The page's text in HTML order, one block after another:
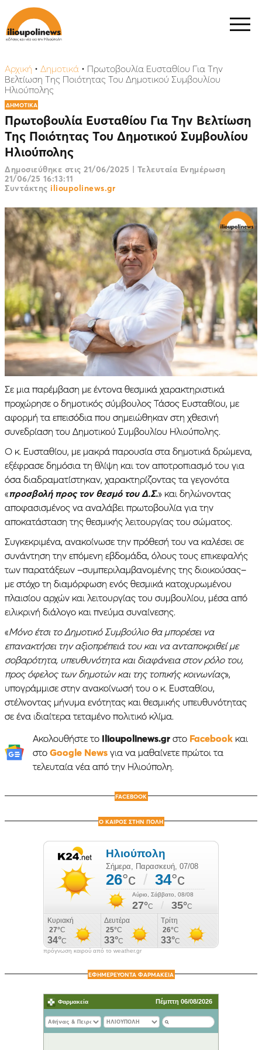
Αρχική • Δημοτικά • Πρωτοβουλία Ευσταθίου Για Την
Βελτίωση Της Ποιότητας Του Δημοτικού Συμβουλίου
Ηλιούπολης
ΔΗΜΟΤΙΚΑ
Πρωτοβουλία Ευσταθίου Για Την Βελτίωση
Της Ποιότητας Του Δημοτικού Συμβουλίου
Ηλιούπολης
Δημοσιεύθηκε στις 21/06/2025 | Τελευταία Ενημέρωση
21/06/25 16:13:11
Συντάκτης ilioupolinews.gr
Σε μια παρέμβαση με έντονα θεσμικά χαρακτηριστικά
προχώρησε ο δημοτικός σύμβουλος Τάσος Ευσταθίου, με
αφορμή τα επεισόδια που σημειώθηκαν στη χθεσινή
συνεδρίαση του Δημοτικού Συμβουλίου Ηλιούπολης.
Ο κ. Ευσταθίου, με μακρά παρουσία στα δημοτικά δρώμενα,
εξέφρασε δημόσια τη θλίψη και τον αποτροπιασμό του για
όσα διαδραματίστηκαν, χαρακτηρίζοντας τα γεγονότα
«προσβολή προς τον θεσμό του Δ.Σ.» και δηλώνοντας
αποφασισμένος να αναλάβει πρωτοβουλία για την
αποκατάσταση της θεσμικής λειτουργίας του σώματος.
Συγκεκριμένα, ανακοίνωσε την πρόθεσή του να καλέσει σε
συνάντηση την επόμενη εβδομάδα, όλους τους επικεφαλής
των παρατάξεων –συμπεριλαμβανομένης της διοικούσας–
με στόχο τη διαμόρφωση ενός θεσμικά κατοχυρωμένου
πλαισίου αρχών και λειτουργίας του συμβουλίου, μέσα από
ειλικρινή διάλογο και πνεύμα συναίνεσης.
«Μόνο έτσι το Δημοτικό Συμβούλιο θα μπορέσει να
επανακτήσει την αξιοπρέπειά του και να ανταποκριθεί με
σοβαρότητα, υπευθυνότητα και διαφάνεια στον ρόλο του,
προς όφελος των δημοτών και της τοπικής κοινωνίας»,
υπογράμμισε στην ανακοίνωσή του ο κ. Ευσταθίου,
στέλνοντας μήνυμα ενότητας και θεσμικής υπευθυνότητας
σε ένα ιδιαίτερα τεταμένο πολιτικό κλίμα.
Ακολουθήστε το Ilioupolinews.grστο Facebookκαι
στο Google Newsγια να μαθαίνετε πρώτοι τα
τελευταία νέα από την Ηλιούπολη.
FACEBOOK
Ο ΚΑΙΡΟΣ ΣΤΗΝ ΠΟΛΗ
πρόγνωση καιρού από το weather.gr
ΕΦΗΜΕΡΕΥΟΝΤΑ ΦΑΡΜΑΚΕΙΑ